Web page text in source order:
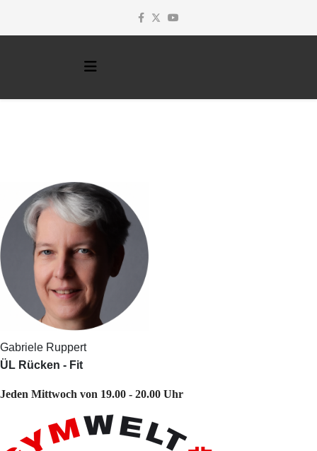
Gabriele Ruppert
ÜL Rücken - Fit
Jeden Mittwoch von 19.00 - 20.00 Uhr